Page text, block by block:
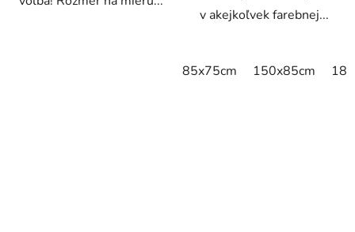
v akejkoľvek farebnej...
85x75cm 150x85cm